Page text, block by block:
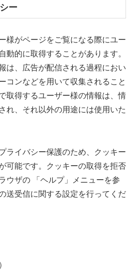
ー
様がページをご覧になる際にユー
動的に取得することがあります。
は、広告が配信される過程におい
コンなどを用いて収集されること
取得するユーザー様の情報は、情
れ、それ以外の用途には使用いた
ライバシー保護のため、クッキー
可能です。クッキーの取得を拒否
ウザの 「ヘルプ」メニューを参
送受信に関する設定を行ってくだ